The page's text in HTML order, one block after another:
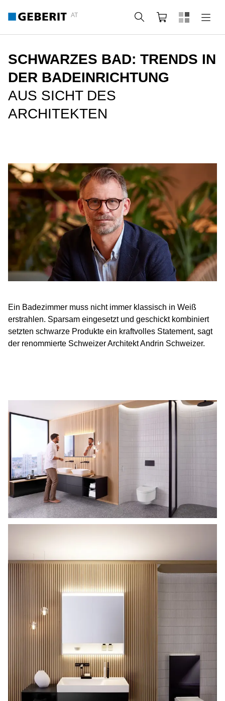
AT Suche Warenkorb
SCHWARZES BAD: TRENDS IN
DER BADEINRICHTUNG
AUS SICHT DES
ARCHITEKTEN
Ein Badezimmer muss nicht immer klassisch in Weiß
erstrahlen. Sparsam eingesetzt und geschickt kombiniert
setzten schwarze Produkte ein kraftvolles Statement, sagt
der renommierte Schweizer Architekt Andrin Schweizer.